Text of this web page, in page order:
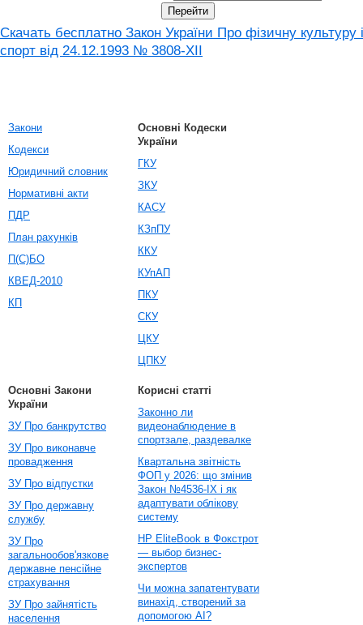
Скачать бесплатно Закон України Про фізичну культуру і
спорт від 24.12.1993 № 3808-XII
Закони
Кодекси
Юридичний словник
Нормативні акти
ПДР
План рахунків
П(С)БО
КВЕД-2010
КП
Основні Кодески
України
ГКУ
ЗКУ
КАСУ
КЗпПУ
ККУ
КУпАП
ПКУ
СКУ
ЦКУ
ЦПКУ
Основні Закони
України
ЗУ Про банкрутство
ЗУ Про виконавче
провадження
ЗУ Про відпустки
ЗУ Про державну
службу
ЗУ Про
загальнообов'язкове
державне пенсійне
страхування
ЗУ Про зайнятість
населення
Корисні статті
Законно ли
видеонаблюдение в
спортзале, раздевалке
Квартальна звітність
ФОП у 2026: що змінив
Закон №4536-IX і як
адаптувати облікову
систему
HP EliteBook в Фокстрот
— выбор бизнес-
экспертов
Чи можна запатентувати
винахід, створений за
допомогою AI?